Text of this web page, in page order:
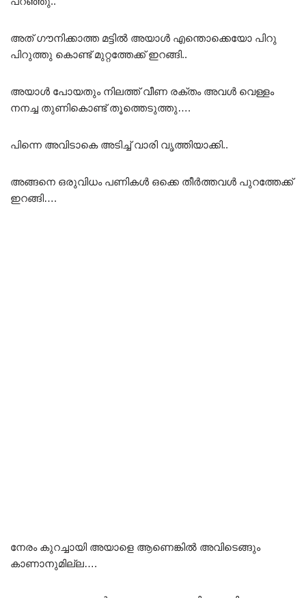
അത് ഗൗനിക്കാത്ത മട്ടിൽ അയാൾ എന്തൊക്കെയോ പിറു
പിറുത്തു കൊണ്ട് മുറ്റത്തേക്ക് ഇറങ്ങി..
അയാൾ പോയതും നിലത്ത് വീണ രക്തം അവൾ വെള്ളം
നനച്ച തുണികൊണ്ട് തൂത്തെടുത്തു….
പിന്നെ അവിടാകെ അടിച്ച് വാരി വൃത്തിയാക്കി..
അങ്ങനെ ഒരുവിധം പണികൾ ഒക്കെ തീർത്തവൾ പുറത്തേക്ക്
ഇറങ്ങി….
നേരം കുറച്ചായി അയാളെ ആണെങ്കിൽ അവിടെങ്ങും
കാണാനുമില്ല….